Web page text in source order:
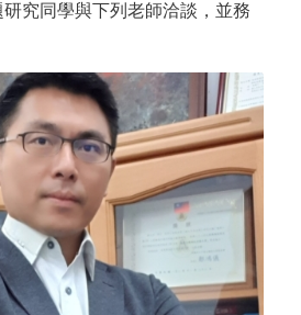
究同學與下列老師洽談，並務